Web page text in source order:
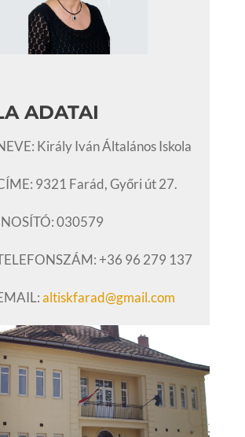
ADATAI
Király Iván Általános Iskola
9321 Farád, Győri út 27.
030579
+36 96 279 137
altiskfarad@gmail.com